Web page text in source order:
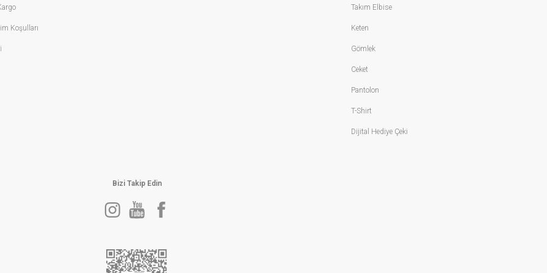
kullanıcıyla birlikte yaş alan eşsiz bir moda ifadesine dönüştürür.
Koşulları
Takım Elbise
Keten
Gömlek
Ceket
Pantolon
T-Shirt
Dijital Hediye Çeki
Bizi Takip Edin